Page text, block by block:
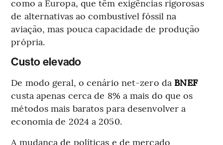
como a Europa, que têm exigências rigorosas
de alternativas ao combustível fóssil na
aviação, mas pouca capacidade de produção
própria.
Custo elevado
De modo geral, o cenário net-zero da BNEF
custa apenas cerca de 8% a mais do que os
métodos mais baratos para desenvolver a
economia de 2024 a 2050.
A mudança de políticas e de mercado